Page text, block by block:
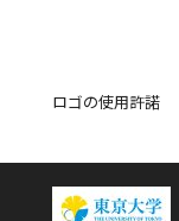
ロゴの使用許諾